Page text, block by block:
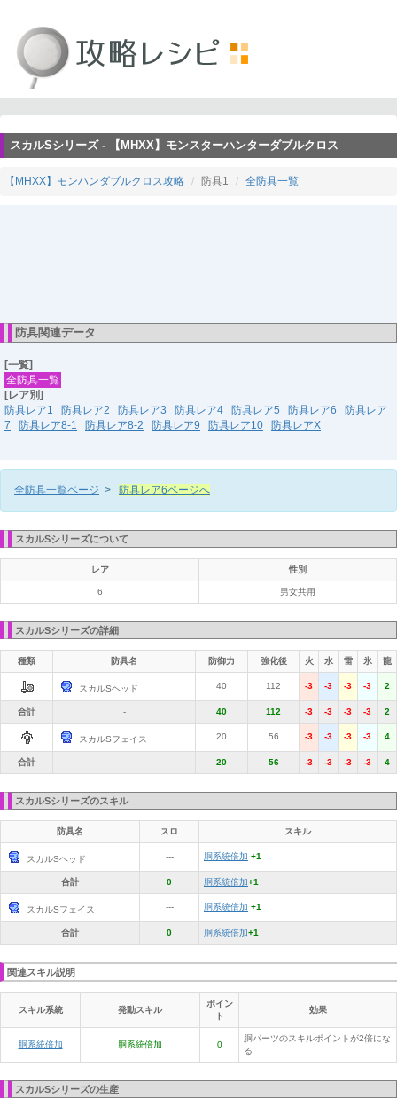
スカルSシリーズ - 【MHXX】モンスターハンターダブルクロス
【MHXX】モンハンダブルクロス攻略 防具1 全防具一覧
防具関連データ
[一覧]
全防具一覧
[レア別]
防具レア1
防具レア2 防具レア3 防具レア4 防具レア5 防具レア6
防具レア
7
防具レア8-1 防具レア8-2 防具レア9 防具レア10 防具レアX
全防具一覧ページ > 防具レア6ページへ
スカルSシリーズについて
レア 性別
6 男女共用
スカルSシリーズの詳細
種類 防具名 防御力 強化後 火 水 雷 氷 龍
スカルSヘッド 40 112 -3 -3 -3 -3 2
合計 - 40 112 -3 -3 -3 -3 2
スカルSフェイス 20 56 -3 -3 -3 -3 4
合計 - 20 56 -3 -3 -3 -3 4
スカルSシリーズのスキル
防具名 スロ スキル
スカルSヘッド --- 胴系統倍加 +1
合計 0 胴系統倍加+1
スカルSフェイス --- 胴系統倍加 +1
合計 0 胴系統倍加+1
関連スキル説明
スキル系統 発動スキル
ポイン
ト
効果
胴系統倍加 胴系統倍加 0
胴パーツのスキルポイントが2倍にな
る
スカルSシリーズの生産